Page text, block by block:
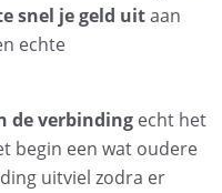
snel je geld uitaan
echte
de verbinding echt het
begin een wat oudere
uitviel zodra er